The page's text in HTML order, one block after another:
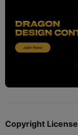
Copyright License